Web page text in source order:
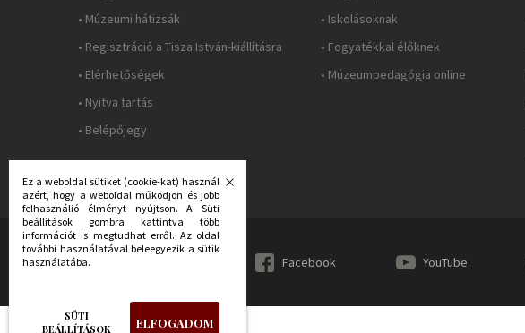
• Múzeumi hátizsák
• Regisztráció a Tisza István-kiállításra
• Elérhetőségek
• Nyitva tartás
• Belépőjegy
• Iskolásoknak
• Fogyatékkal élőknek
• Múzeumpedagógia online
KÖVESS MINKET: Facebook YouTube
Ez a weboldal sütiket (cookie-kat) használ
azért, hogy a weboldal működjön és jobb
felhasználió élményt nyújtson. A Süti
beállítások gombra kattintva több
információt is megtudhat erről. Az oldal
további használatával beleegyezik a sütik
használatába.
SÜTI
BEÁLLÍTÁSOK
ELFOGADOM